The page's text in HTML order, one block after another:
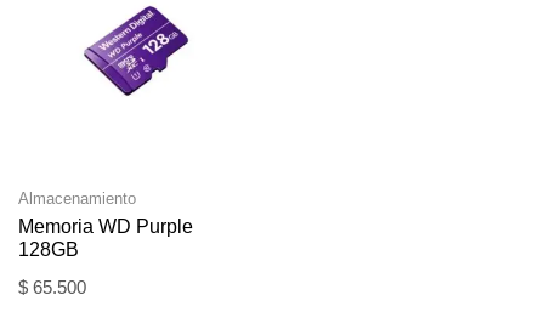
Almacenamiento
Memoria WD Purple
128GB
$ 65.500